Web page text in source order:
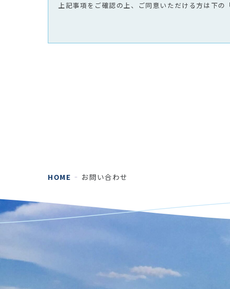
上記事項をご確認の上、ご同意いただける方は下の
HOME お問い合わせ